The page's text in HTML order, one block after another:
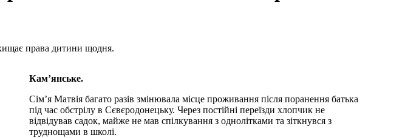
права дитини щодня.
Кам’янське.
Сім’я Матвія багато разів змінювала місце проживання після поранення батька
під час обстрілу в Сєвєродонецьку. Через постійні переїзди хлопчик не
відвідував садок, майже не мав спілкування з однолітками та зіткнувся з
труднощами в школі.